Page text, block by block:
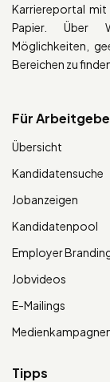
Karriereportal
Papier. Über
Möglichkeiten,
Bereichen zu
Für
Übersicht
Kandidatensuche
Jobanzeigen
Kandidatenpool
Employer
Jobvideos
E-Mailings
Tipps